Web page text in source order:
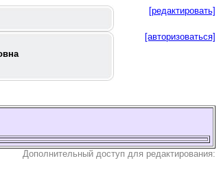
[редактировать]
[авторизоваться]
Дополнительный доступ для редактирования: